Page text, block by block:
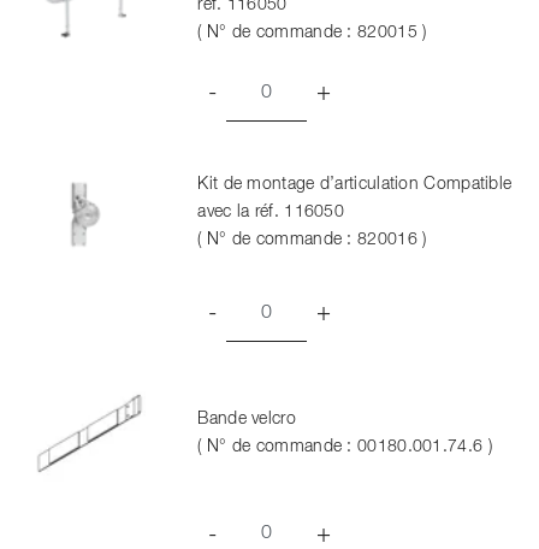
- +
réf. 116050
( N° de commande : 820015 )
- +
Kit de montage d’articulation Compatible
avec la réf. 116050
( N° de commande : 820016 )
- +
Bande velcro
( N° de commande : 00180.001.74.6 )